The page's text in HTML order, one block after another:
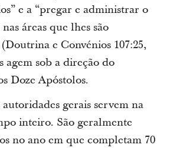
e a “pregar e administrar o
áreas que lhes são
e Convénios 107:25,
agem sob a direção do
Doze Apóstolos.
autoridades gerais servem na
inteiro. São geralmente
no ano em que completam 70